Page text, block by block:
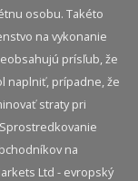
osobu. Takéto
na vykonanie
prísľub, že
naplniť, prípadne, že
straty pri
na
Ltd - evropský